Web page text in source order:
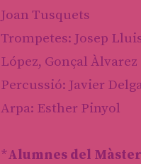
Joan Tusquets
Trompetes: Josep
López, Gonçal Àlvarez
Percussió: Javier
Arpa: Esther Pinyol
*Alumnes del